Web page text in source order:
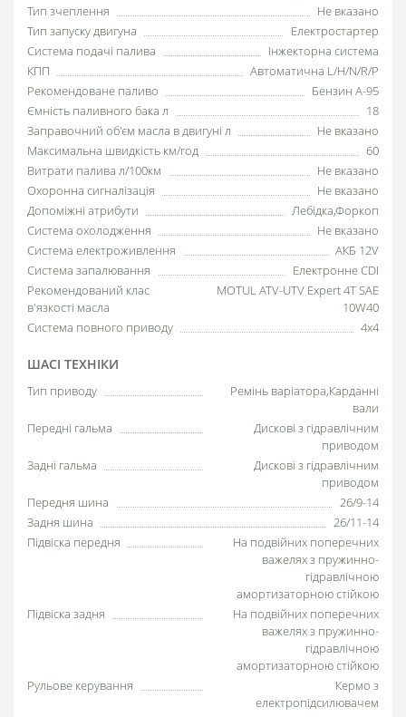
Тип зчеплення
Не вказано
Тип запуску двигуна
Електростартер
Система подачі палива
Інжекторна система
КПП
Автоматична L/H/N/R/P
Рекомендоване паливо
Бензин А-95
Ємність паливного бака л
18
Заправочний об'єм масла в двигуні л
Не вказано
Максимальна швидкість км/год
60
Витрати палива л/100км
Не вказано
Охоронна сигналізація
Не вказано
Допоміжні атрибути
Лебідка,Форкоп
Система охолодження
Не вказано
Система електроживлення
АКБ 12V
Система запалювання
Електронне СDI
Рекомендований клас
в'язкості масла
MOTUL ATV-UTV Expert 4T SAE
10W40
Система повного приводу
4х4
ШАСІ ТЕХНІКИ
Тип приводу
Ремінь варіатора,Карданні
вали
Передні гальма
Дискові з гідравлічним
приводом
Задні гальма
Дискові з гідравлічним
приводом
Передня шина
26/9-14
Задня шина
26/11-14
Підвіска передня
На подвійних поперечних
важелях з пружинно-
гідравлічною
амортизаторною стійкою
Підвіска задня
На подвійних поперечних
важелях з пружинно-
гідравлічною
амортизаторною стійкою
Рульове керування
Кермо з
електропідсилювачем